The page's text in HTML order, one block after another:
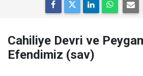
Cahiliye Devri ve
Efendimiz (sav)